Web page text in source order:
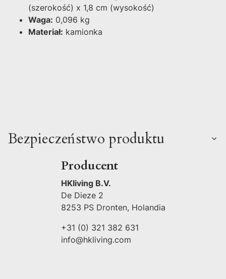
(szerokość) x 1,8 cm (wysokość)
Waga: 0,096 kg
Materiał: kamionka
Bezpieczeństwo produktu
Producent
HKliving B.V.
De Dieze 2
8253 PS Dronten, Holandia
+31 (0) 321 382 631
info@hkliving.com